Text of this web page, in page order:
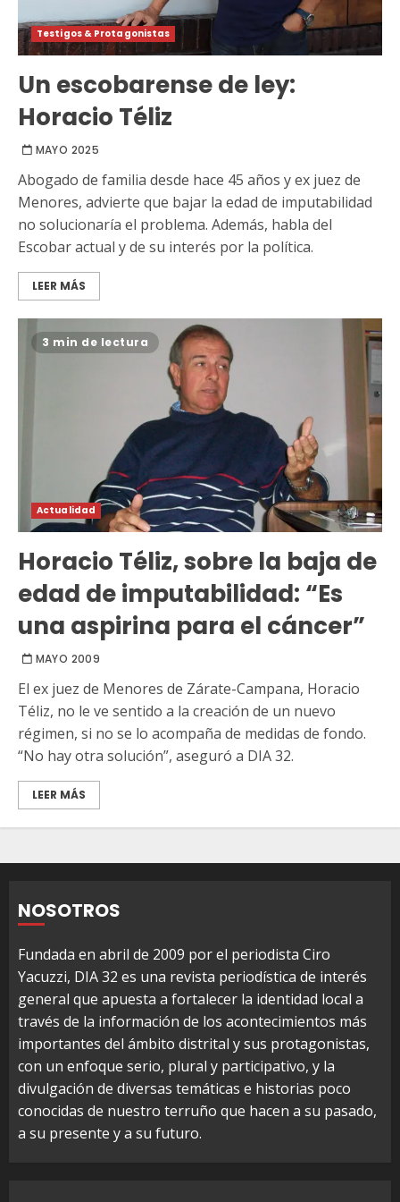
Testigos & Protagonistas
Un escobarense de ley:
Horacio Téliz
MAYO 2025
Abogado de familia desde hace 45 años y ex juez de
Menores, advierte que bajar la edad de imputabilidad
no solucionaría el problema. Además, habla del
Escobar actual y de su interés por la política.
LEER MÁS
3 min de lectura
Actualidad
Horacio Téliz, sobre la baja de
edad de imputabilidad: “Es
una aspirina para el cáncer”
MAYO 2009
El ex juez de Menores de Zárate-Campana, Horacio
Téliz, no le ve sentido a la creación de un nuevo
régimen, si no se lo acompaña de medidas de fondo.
“No hay otra solución”, aseguró a DIA 32.
LEER MÁS
NOSOTROS
Fundada en abril de 2009 por el periodista Ciro
Yacuzzi, DIA 32 es una revista periodística de interés
general que apuesta a fortalecer la identidad local a
través de la información de los acontecimientos más
importantes del ámbito distrital y sus protagonistas,
con un enfoque serio, plural y participativo, y la
divulgación de diversas temáticas e historias poco
conocidas de nuestro terruño que hacen a su pasado,
a su presente y a su futuro.